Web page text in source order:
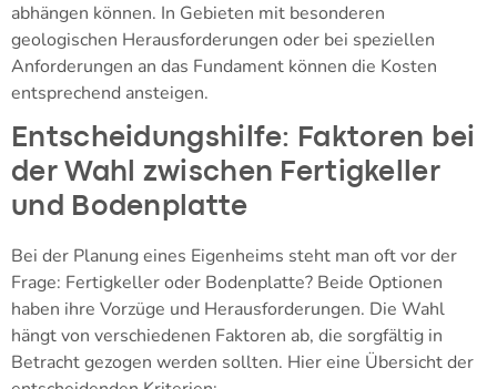
abhängen können. In Gebieten mit besonderen
geologischen Herausforderungen oder bei speziellen
Anforderungen an das Fundament können die Kosten
entsprechend ansteigen.
Entscheidungshilfe: Faktoren bei
der Wahl zwischen Fertigkeller
und Bodenplatte
Bei der Planung eines Eigenheims steht man oft vor der
Frage: Fertigkeller oder Bodenplatte? Beide Optionen
haben ihre Vorzüge und Herausforderungen. Die Wahl
hängt von verschiedenen Faktoren ab, die sorgfältig in
Betracht gezogen werden sollten. Hier eine Übersicht der